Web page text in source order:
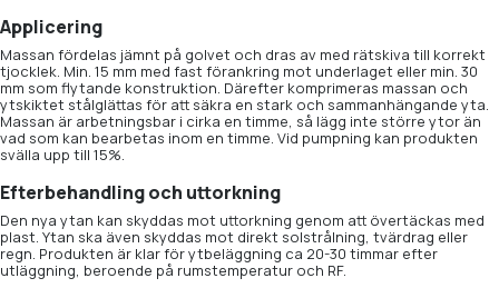
Applicering
Massan fördelas jämnt på golvet och dras av med rätskiva till korrekt
tjocklek. Min. 15 mm med fast förankring mot underlaget eller min. 30
mm som flytande konstruktion. Därefter komprimeras massan och
ytskiktet stålglättas för att säkra en stark och sammanhängande yta.
Massan är arbetningsbar i cirka en timme, så lägg inte större ytor än
vad som kan bearbetas inom en timme. Vid pumpning kan produkten
svälla upp till 15%.
Efterbehandling och uttorkning
Den nya ytan kan skyddas mot uttorkning genom att övertäckas med
plast. Ytan ska även skyddas mot direkt solstrålning, tvärdrag eller
regn. Produkten är klar för ytbeläggning ca 20-30 timmar efter
utläggning, beroende på rumstemperatur och RF.